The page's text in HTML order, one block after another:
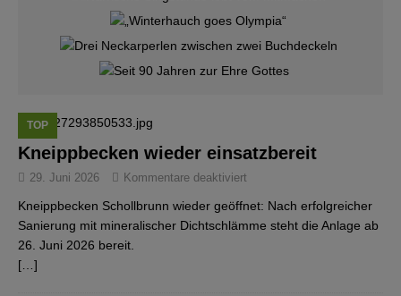
TOP
Kneippbecken wieder einsatzbereit
29. Juni 2026 Kommentare deaktiviert
Kneippbecken Schollbrunn wieder geöffnet: Nach erfolgreicher
Sanierung mit mineralischer Dichtschlämme steht die Anlage ab
26. Juni 2026 bereit.
[…]